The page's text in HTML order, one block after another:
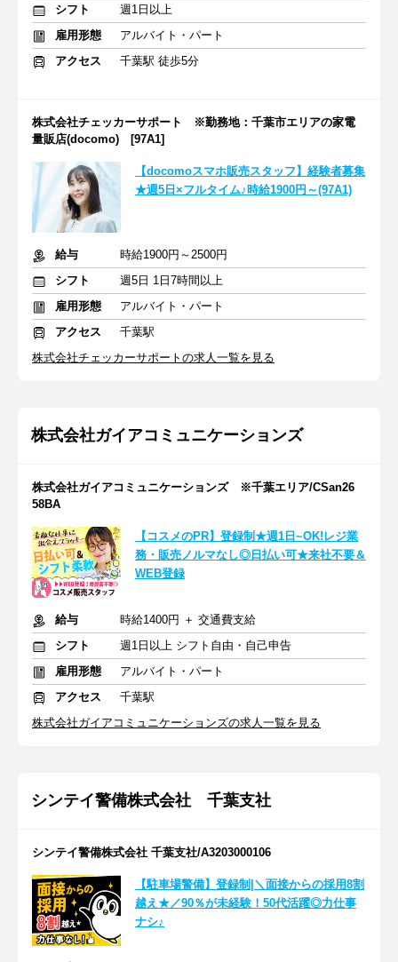
シフト
週1日以上
雇用形態
アルバイト・パート
アクセス
千葉駅 徒歩5分
株式会社チェッカーサポート ※勤務地：千葉市エリアの家電
量販店(docomo) [97A1]
【docomoスマホ販売スタッフ】経験者募集
★週5日×フルタイム♪時給1900円～(97A1)
給与
時給1900円～2500円
シフト
週5日 1日7時間以上
雇用形態
アルバイト・パート
アクセス
千葉駅
株式会社チェッカーサポートの求人一覧を見る
株式会社ガイアコミュニケーションズ
株式会社ガイアコミュニケーションズ ※千葉エリア/CSan26
58BA
【コスメのPR】登録制★週1日~OK!レジ業
務・販売ノルマなし◎日払い可★来社不要＆
WEB登録
給与
時給1400円 ＋ 交通費支給
シフト
週1日以上 シフト自由・自己申告
雇用形態
アルバイト・パート
アクセス
千葉駅
株式会社ガイアコミュニケーションズの求人一覧を見る
シンテイ警備株式会社 千葉支社
シンテイ警備株式会社 千葉支社/A3203000106
【駐車場警備】登録制|＼面接からの採用8割
越え★／90％が未経験！50代活躍◎力仕事
ナシ♪